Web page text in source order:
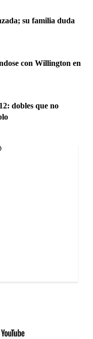
su familia duda
con Willington en
dobles que no
youtube-